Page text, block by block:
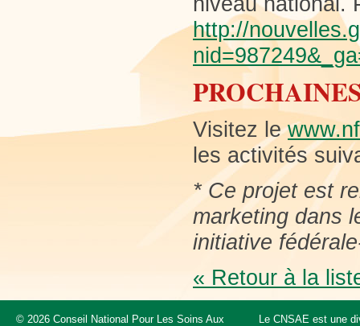
http://
Visitez le
les activités
* Ce projet est
marketing dans
initiative
« Retour à la
© 2026 Conseil National Pour Les Soins Aux
Le CNSAE est une